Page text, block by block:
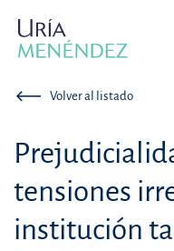
Volver al listado
tensiones
institución